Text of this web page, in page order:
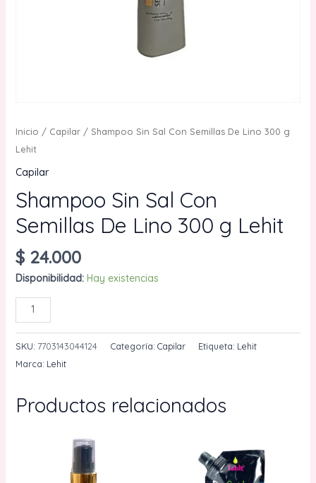
Inicio / Capilar/ Shampoo Sin Sal Con Semillas De Lino 300 g
Lehit
Capilar
Shampoo Sin Sal Con
Semillas De Lino 300 g Lehit
$24.000
Disponibilidad: Hay existencias
Shampoo
Sin
Sal
Con
Lino
SKU: 7703143044124 Categoría: Capilar Etiqueta: Lehit
Marca: Lehit
Productos relacionados